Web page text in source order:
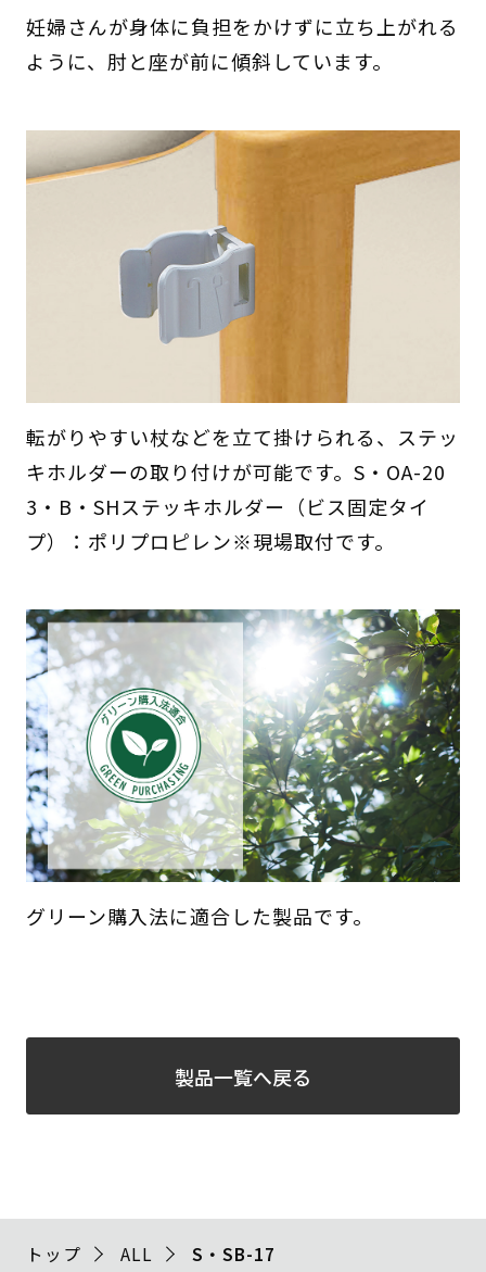
妊婦さんが身体に負担をかけずに立ち上がれる
ように、肘と座が前に傾斜しています。
転がりやすい杖などを立て掛けられる、ステッ
キホルダーの取り付けが可能です。S・OA-20
3・B・SHステッキホルダー（ビス固定タイ
プ）：ポリプロピレン※現場取付です。
グリーン購入法に適合した製品です。
製品一覧へ戻る
トップ ALL S・SB-17